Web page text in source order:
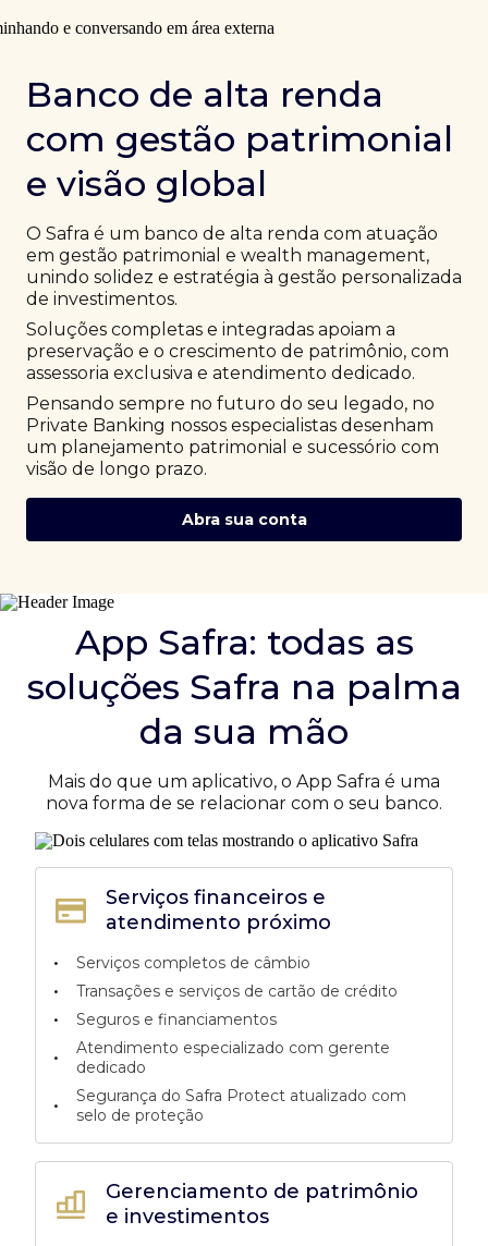
Banco de alta renda
com gestão patrimonial
e visão global
O Safra é um banco de alta renda com atuação
em gestão patrimonial e wealth management,
unindo solidez e estratégia à gestão personalizada
de investimentos.
Soluções completas e integradas apoiam a
preservação e o crescimento de patrimônio, com
assessoria exclusiva e atendimento dedicado.
Pensando sempre no futuro do seu legado, no
Private Banking nossos especialistas desenham
um planejamento patrimonial e sucessório com
visão de longo prazo.
Abra sua conta
App Safra: todas as
soluções Safra na palma
da sua mão
Mais do que um aplicativo, o App Safra é uma
nova forma de se relacionar com o seu banco.
Gerenciamento de patrimônio
e investimentos
Serviços financeiros e
atendimento próximo
•
Serviços completos de câmbio
• Transações e serviços de cartão de crédito
• Seguros e financiamentos
•
Atendimento especializado com gerente
dedicado
•
Segurança do Safra Protect atualizado com
selo de proteção